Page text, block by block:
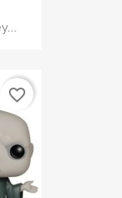
favorite_border